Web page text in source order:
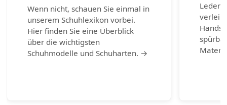
Wenn nicht, schauen Sie einmal in
unserem Schuhlexikon vorbei.
Hier finden Sie eine Überblick
über die wichtigsten
Schuhmodelle und Schuharten. →